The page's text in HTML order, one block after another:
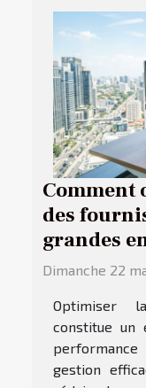
Comment
des
grandes
Dimanche 22
Optimiser
constitue un
gestion